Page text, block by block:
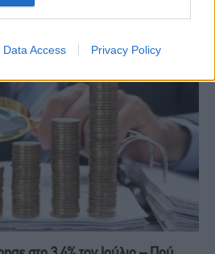
Data Access Privacy Policy